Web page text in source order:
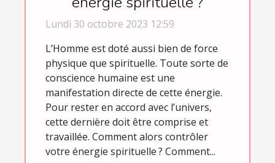
Lundi 30 octobre 2023 12:59
L’Homme est doté aussi bien de force
physique que spirituelle. Toute sorte de
conscience humaine est une
manifestation directe de cette énergie.
Pour rester en accord avec l’univers,
cette dernière doit être comprise et
travaillée. Comment alors contrôler
votre énergie spirituelle ? Comment...